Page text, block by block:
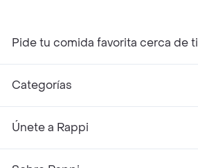
Pide tu comida favorita cerca de ti
Categorías
Únete a Rappi